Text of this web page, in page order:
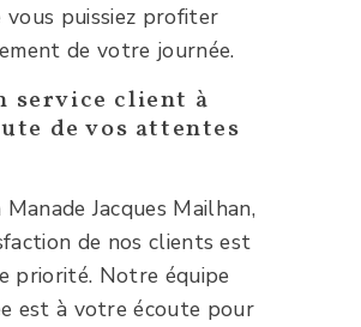
vous puissiez profiter
de votre journée.
service client à
de vos attentes
Manade Jacques Mailhan,
de nos clients est
priorité. Notre équipe
est à votre écoute pour